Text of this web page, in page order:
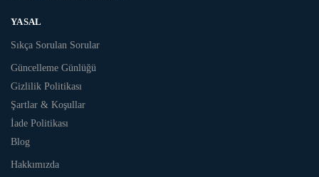
YASAL
Sıkça Sorulan Sorular
Güncelleme Günlüğü
Gizlilik Politikası
Şartlar & Koşullar
İade Politikası
Blog
Hakkımızda